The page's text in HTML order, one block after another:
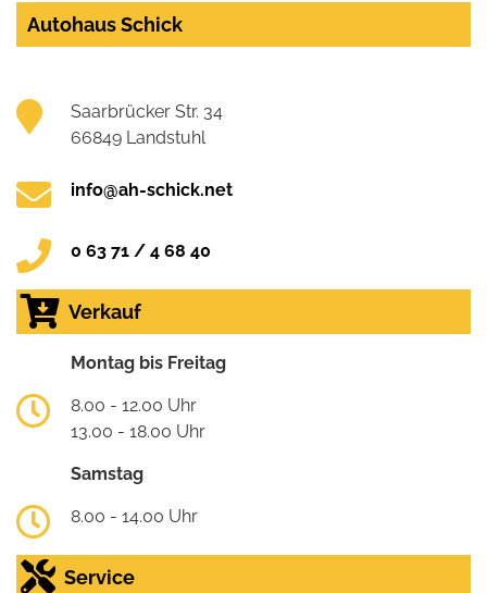
Autohaus Schick
Saarbrücker Str. 34
66849 Landstuhl
info@ah-schick.net
0 63 71 / 4 68 40
Verkauf
Montag bis Freitag
8.00 - 12.00 Uhr
13.00 - 18.00 Uhr
Samstag
8.00 - 14.00 Uhr
Service